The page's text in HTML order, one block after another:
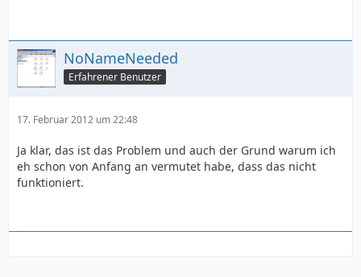
NoNameNeeded
Erfahrener Benutzer
17. Februar 2012 um 22:48
Ja klar, das ist das Problem und auch der Grund warum ich
eh schon von Anfang an vermutet habe, dass das nicht
funktioniert.